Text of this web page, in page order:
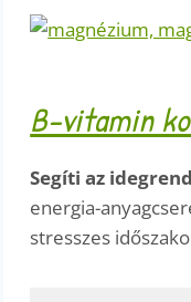
B-vitamin
Segíti az
energia-
stresszes